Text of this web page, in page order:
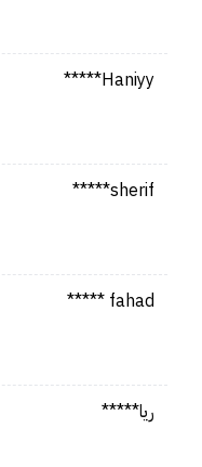
Haniyy*****
sherif*****
fahad *****
ريا*****